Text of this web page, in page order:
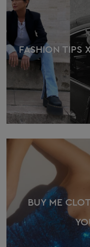
FASHION TIPS
BUY ME